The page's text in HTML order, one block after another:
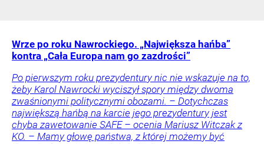
Wrze po roku Nawrockiego. „Największa hańba”
kontra „Cała Europa nam go zazdrości”
Po pierwszym roku prezydentury nic nie wskazuje na to,
żeby Karol Nawrocki wyciszył spory między dwoma
zwaśnionymi politycznymi obozami. – Dotychczas
największą hańbą na karcie jego prezydentury jest
chyba zawetowanie SAFE – ocenia Mariusz Witczak z
KO. – Mamy głowę państwa, z której możemy być